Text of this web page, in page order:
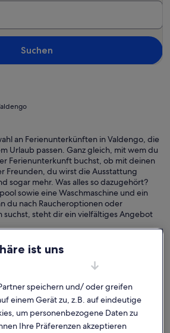
Suchen
an Ferienunterkünften in Valdengo, die
Urlaub passen. Ganz gleich, mit wem du
Ferienunterkunft buchst, ob mit deinen
Freunden, du wirst die Ausstattung
sogar mehr. Was alles so dazugehört?
sowie eine Waschmaschine und ein
du nach Raucheroptionen oder
steht dir ein vielfältiges Angebot
ganz nach deinem
Suche nach Ferienwohnungen oder
Suche nach
ist uns
speichern und/ oder greifen
einem Gerät zu, z.B. auf eindeutige
um personenbezogene Daten zu
Ihre Präferenzen akzeptieren